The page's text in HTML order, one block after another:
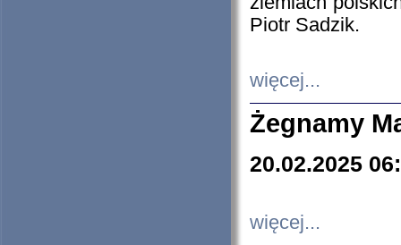
Piotr Sadzik.
więcej...
Żegnamy
20.02.2025
więcej...